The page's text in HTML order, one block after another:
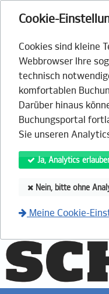
Cookie-
Cookies sind kleine
Webbrowser Ihre
technisch
komfortablen
Darüber hinaus
Buchungsportal
Sie unseren
Ja, Analytics
Nein, bitte ohne
Meine Cookie-